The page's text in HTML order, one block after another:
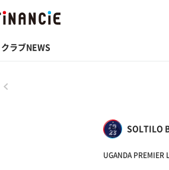
クラブNEWS
SOLTILO
UGANDA PREMIER